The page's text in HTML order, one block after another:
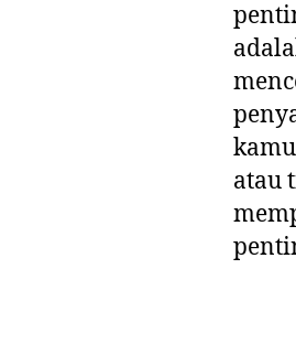
atau